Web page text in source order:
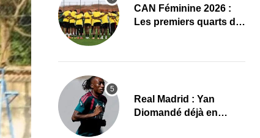
CAN Féminine 2026 :
Les premiers quarts de
Real Madrid : Yan
Diomandé déjà en